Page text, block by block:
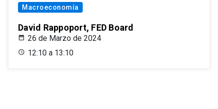
Macroeconomía
David Rappoport, FED Board
26 de Marzo de 2024
12:10 a 13:10